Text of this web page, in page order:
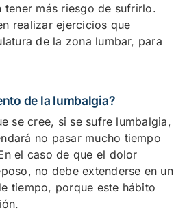
tener más riesgo de sufrirlo.
realizar ejercicios que
de la zona lumbar, para
de la lumbalgia?
se cree, si se sufre lumbalgia,
no pasar mucho tiempo
el caso de que el dolor
no debe extenderse en un
tiempo, porque este hábito